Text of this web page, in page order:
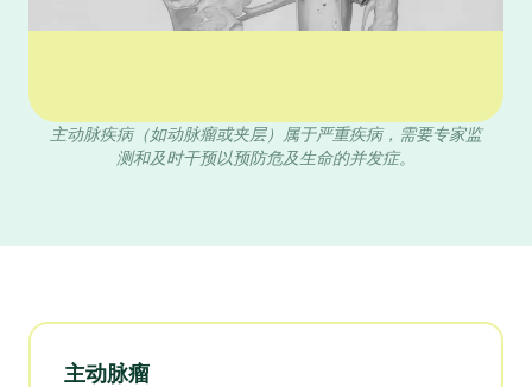
主动脉疾病（如动脉瘤或夹层）属于严重疾病，需要专家监
测和及时干预以预防危及生命的并发症。
主动脉瘤